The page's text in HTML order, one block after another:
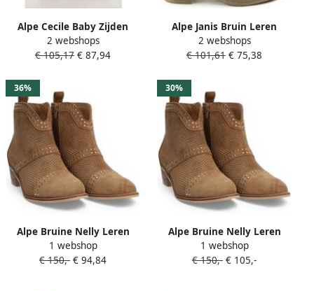
Alpe Cecile Baby Zijden
enkellaarsjes
2 webshops
€ 105,17 € 87,94
Alpe Janis Bruin Leren
Enkellaarsjes
2 webshops
€ 101,61 € 75,38
36%
Alpe Bruine Nelly Leren
Enkellaarsjes
1 webshop
€ 150,- € 94,84
30%
Alpe Bruine Nelly Leren
Enkellaarsjes
1 webshop
€ 150,- € 105,-